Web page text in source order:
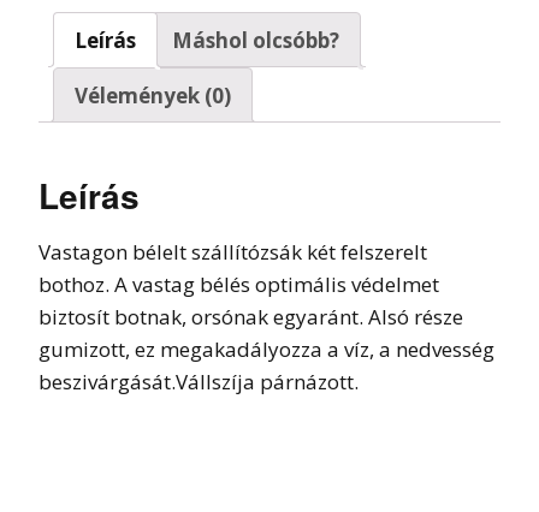
Leírás
Máshol olcsóbb?
Vélemények (0)
Leírás
Vastagon bélelt szállítózsák két felszerelt
bothoz. A vastag bélés optimális védelmet
biztosít botnak, orsónak egyaránt. Alsó része
gumizott, ez megakadályozza a víz, a nedvesség
beszivárgását.Vállszíja párnázott.